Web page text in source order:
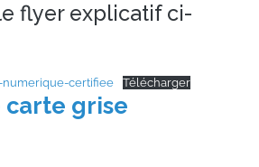
flyer explicatif ci-
certifiee Télécharger
carte grise